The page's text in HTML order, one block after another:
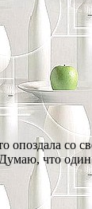
со
Думаю, что